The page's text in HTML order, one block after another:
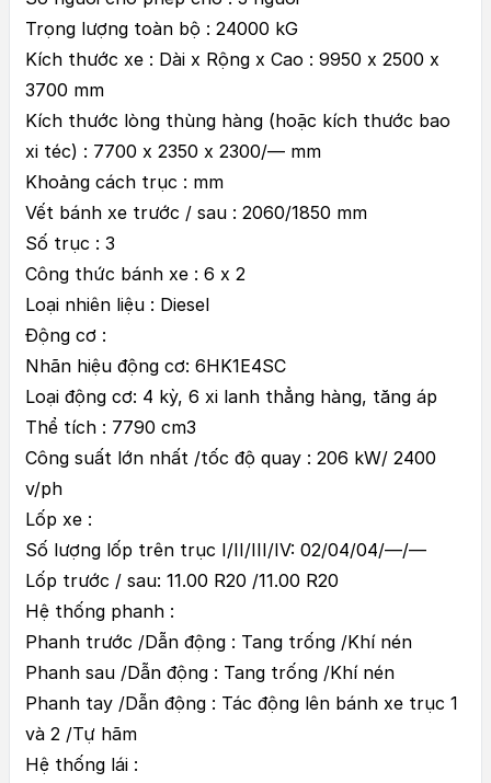
Trọng lượng toàn bộ : 24000 kG
Kích thước xe : Dài x Rộng x Cao : 9950 x 2500 x
3700 mm
Kích thước lòng thùng hàng (hoặc kích thước bao
xi téc) : 7700 x 2350 x 2300/— mm
Khoảng cách trục : mm
Vết bánh xe trước / sau : 2060/1850 mm
Số trục : 3
Công thức bánh xe : 6 x 2
Loại nhiên liệu : Diesel
Động cơ :
Nhãn hiệu động cơ: 6HK1E4SC
Loại động cơ: 4 kỳ, 6 xi lanh thẳng hàng, tăng áp
Thể tích : 7790 cm3
Công suất lớn nhất /tốc độ quay : 206 kW/ 2400
v/ph
Lốp xe :
Số lượng lốp trên trục I/II/III/IV: 02/04/04/—/—
Lốp trước / sau: 11.00 R20 /11.00 R20
Hệ thống phanh :
Phanh trước /Dẫn động : Tang trống /Khí nén
Phanh sau /Dẫn động : Tang trống /Khí nén
Phanh tay /Dẫn động : Tác động lên bánh xe trục 1
và 2 /Tự hãm
Hệ thống lái :